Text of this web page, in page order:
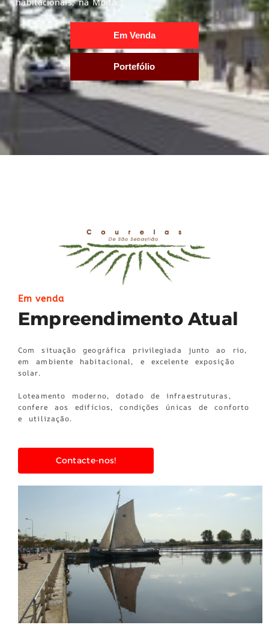
Em Venda
Portefólio
Em venda
Empreendimento Atual
Com situação geográfica privilegiada junto ao rio,
em ambiente habitacional, e excelente exposição
solar.
Loteamento moderno, dotado de infraestruturas,
confere aos edifícios, condições únicas de conforto
e utilização.
Contacte-nos!